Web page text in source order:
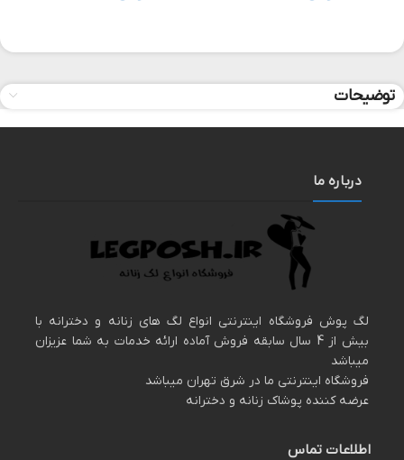
توضیحات
درباره ما
لگ پوش فروشگاه اینترنتی انواع لگ های زنانه و دخترانه با
بیش از 4 سال سابقه فروش آماده ارائه خدمات به شما عزیزان
میباشد
فروشگاه اینترنتی ما در شرق تهران میباشد
عرضه کننده پوشاک زنانه و دخترانه
اطلاعات تماس